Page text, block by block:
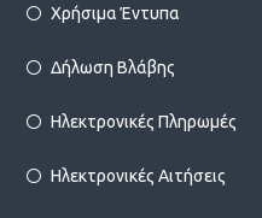
Χρήσιμα Έντυπα
Δήλωση Βλάβης
Ηλεκτρονικές Πληρωμές
Ηλεκτρονικές Αιτήσεις